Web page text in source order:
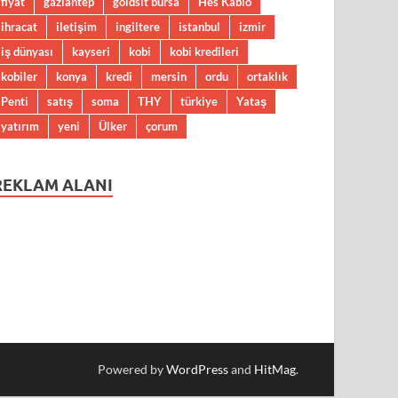
ihracat
iletişim ingiltere istanbul
izmir
iş dünyası
kayseri kobi
kobi kredileri
kobiler
konya kredi mersin ordu
ortaklık
Penti
satış soma THY türkiye
Yataş
yatırım
yeni Ülker çorum
ALANI
Powered byWordPressand HitMag.